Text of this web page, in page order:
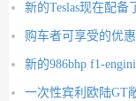
新的Teslas现在配
购车者可享受的优惠
新的986bhp f1-
一次性宾利欧陆GT